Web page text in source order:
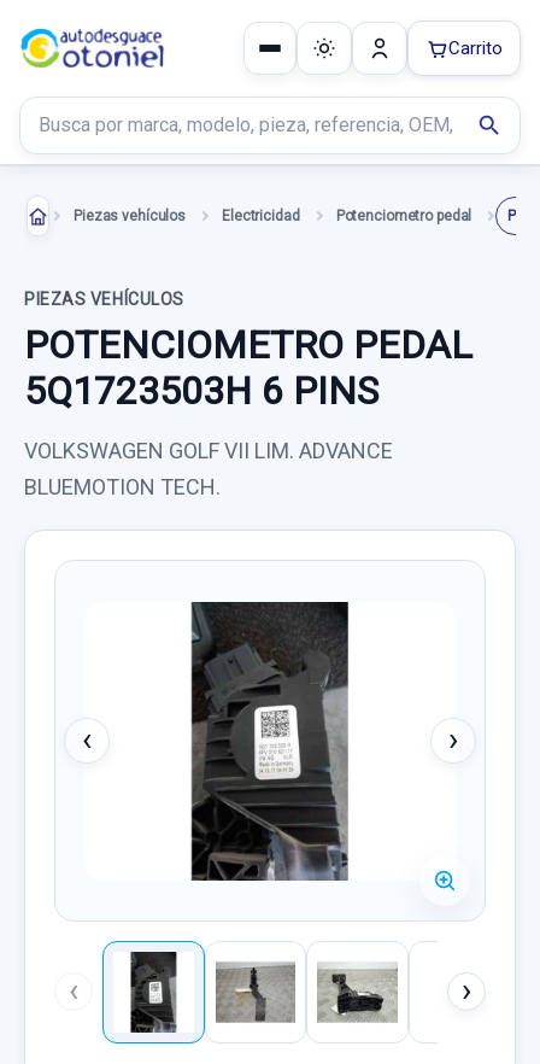
Buscar productos
search
Carrito
Piezas vehículos Electricidad Potenciometro pedal
PIEZAS VEHÍCULOS
POTENCIOMETRO PEDAL
5Q1723503H 6 PINS
VOLKSWAGEN GOLF VII LIM. ADVANCE
BLUEMOTION TECH.
‹ ›
‹ ›